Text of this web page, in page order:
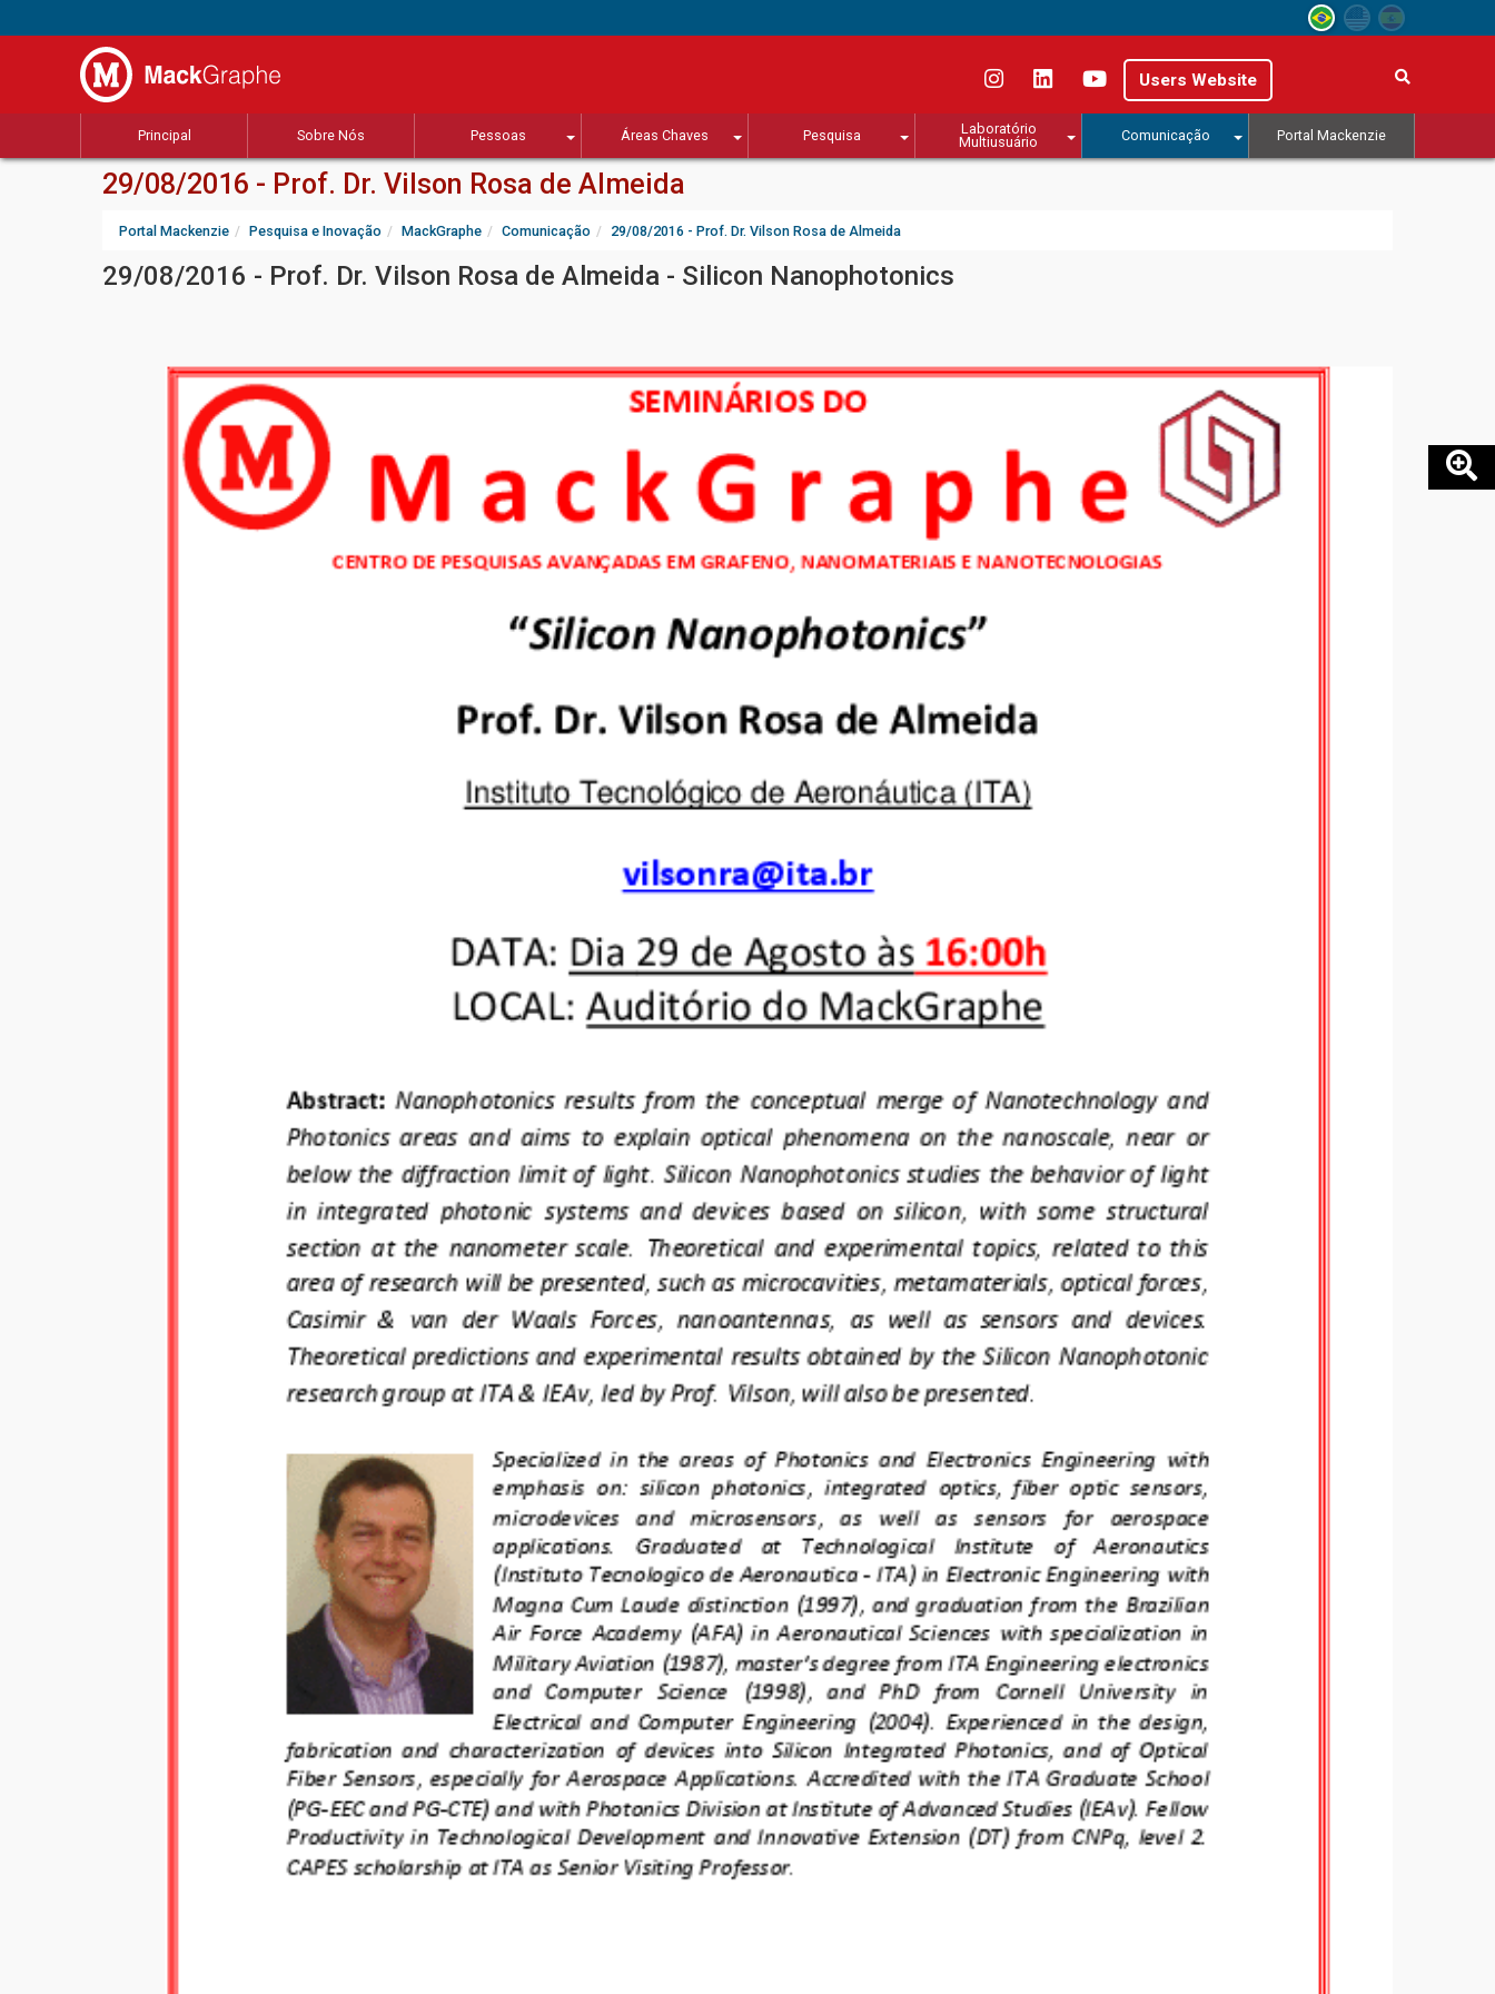
Users Website
Principal Sobre Nós Pessoas Áreas Chaves Pesquisa
Laboratório
Multiusuário
Comunicação Portal Mackenzie
29/08/2016 - Prof. Dr. Vilson Rosa de Almeida
Portal Mackenzie Pesquisa e Inovação MackGraphe Comunicação 29/08/2016 - Prof. Dr. Vilson Rosa de Almeida
29/08/2016 - Prof. Dr. Vilson Rosa de Almeida - Silicon Nanophotonics